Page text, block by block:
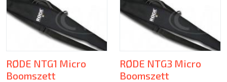
RØDE NTG1 Micro
Boomszett
RØDE NTG3 Micro
Boomszett